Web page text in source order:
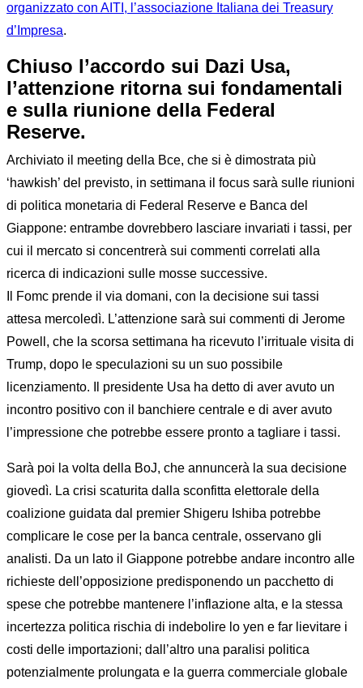
organizzato con AITI, l’associazione Italiana dei Treasury
d’Impresa.
Chiuso l’accordo sui Dazi Usa,
l’attenzione ritorna sui fondamentali
e sulla riunione della Federal
Reserve.
Archiviato il meeting della Bce, che si è dimostrata più
‘hawkish’ del previsto, in settimana il focus sarà sulle riunioni
di politica monetaria di Federal Reserve e Banca del
Giappone: entrambe dovrebbero lasciare invariati i tassi, per
cui il mercato si concentrerà sui commenti correlati alla
ricerca di indicazioni sulle mosse successive.
Il Fomc prende il via domani, con la decisione sui tassi
attesa mercoledì. L’attenzione sarà sui commenti di Jerome
Powell, che la scorsa settimana ha ricevuto l’irrituale visita di
Trump, dopo le speculazioni su un suo possibile
licenziamento. Il presidente Usa ha detto di aver avuto un
incontro positivo con il banchiere centrale e di aver avuto
l’impressione che potrebbe essere pronto a tagliare i tassi.
Sarà poi la volta della BoJ, che annuncerà la sua decisione
giovedì. La crisi scaturita dalla sconfitta elettorale della
coalizione guidata dal premier Shigeru Ishiba potrebbe
complicare le cose per la banca centrale, osservano gli
analisti. Da un lato il Giappone potrebbe andare incontro alle
richieste dell’opposizione predisponendo un pacchetto di
spese che potrebbe mantenere l’inflazione alta, e la stessa
incertezza politica rischia di indebolire lo yen e far lievitare i
costi delle importazioni; dall’altro una paralisi politica
potenzialmente prolungata e la guerra commerciale globale